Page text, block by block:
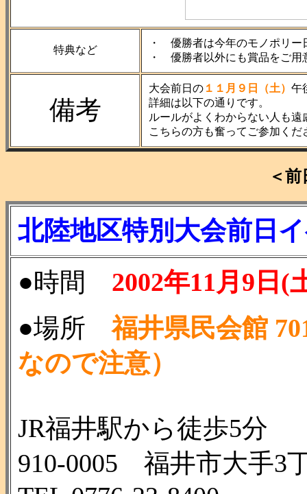
特典など
・ 優勝者は今年のモノポリー
・ 優勝者以外にも賞品をご用
備考
大会前日の １１月９日（土） 午
詳細は以下の通りです。
ルールがよくわからない人も遠
こちらの方も奮ってご参加くだ
＜
北陸地区特別大会前日
●時間 2002年11月9日(
●場所福井県民会館
なので注意）
JR福井駅から徒歩5分
910-0005 福井市大手3